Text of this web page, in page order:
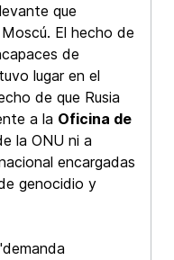
que
El hecho de
de
lugar en el
de que Rusia
a la Oficina de
la ONU ni a
encargadas
genocidio y